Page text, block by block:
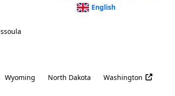
English
Wyoming North Dakota Washington